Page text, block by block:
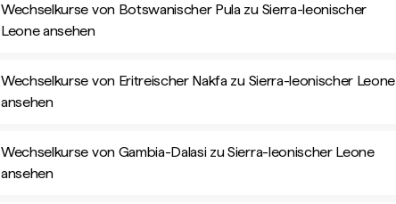
Wechselkurse von Botswanischer Pula zu Sierra-leonischer
Leone ansehen
Wechselkurse von Eritreischer Nakfa zu Sierra-leonischer Leone
ansehen
Wechselkurse von Gambia-Dalasi zu Sierra-leonischer Leone
ansehen